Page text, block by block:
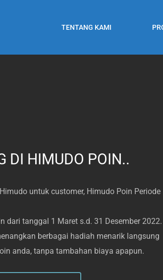
TENTANG KAMI
DI HIMUDO POIN..
untuk customer, Himudo Poin Periode
dari tanggal 1 Maret s.d. 31 Desember 2022.
berbagai hadiah menarik langsung
anda, tanpa tambahan biaya apapun.